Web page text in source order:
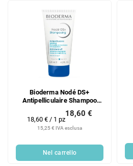
Bioderma Nodé DS+
Antipelliculaire Shampoo
antiforfora intenso 125 ml
15,25 € IVA esclusa
18,60 €
Prezzo
della
18,60 € / 1 pz
Nel carrello